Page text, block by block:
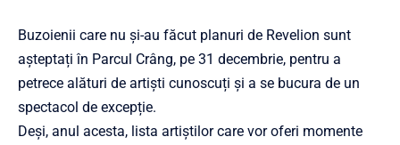
Buzoienii care nu și-au făcut planuri de Revelion sunt
așteptați în Parcul Crâng, pe 31 decembrie, pentru a
petrece alături de artiști cunoscuți și a se bucura de un
spectacol de excepție.
Deși, anul acesta, lista artiștilor care vor oferi momente